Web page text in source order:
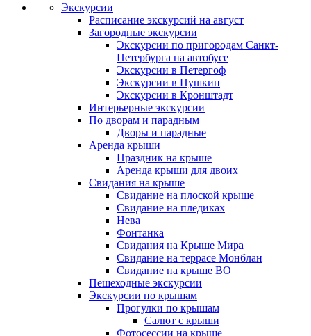
Экскурсии
Расписание экскурсий на август
Загородные экскурсии
Экскурсии по пригородам Санкт-
Петербурга на автобусе
Экскурсии в Петергоф
Экскурсии в Пушкин
Экскурсии в Кронштадт
Интерьерные экскурсии
По дворам и парадным
Дворы и парадные
Аренда крыши
Праздник на крыше
Аренда крыши для двоих
Свидания на крыше
Свидание на плоской крыше
Свидание на пледиках
Нева
Фонтанка
Свидания на Крыше Мира
Свидание на террасе Монблан
Свидание на крыше ВО
Пешеходные экскурсии
Экскурсии по крышам
Прогулки по крышам
Салют с крыши
Фотосессии на крыше